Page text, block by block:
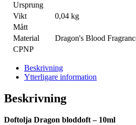
Ursprung
Vikt
0,04 kg
Mått
Material
Dragon's Blood
CPNP
Beskrivning
Ytterligare information
Beskrivning
Doftolja Dragon bloddoft – 10ml